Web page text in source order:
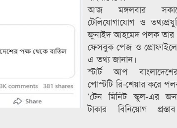
আজ মঙ্গলবার
টেলিযোগাযোগ ও
জুনাইদ আহমেদ পলক তার
ফেসবুক পেজ ও প্রোফাইলে
এ তথ্য জানান।
স্টার্ট আপ
পোস্টটি রি-শেয়ার করে
‘টেন মিনিট স্কুল-এর
টাকার বিনিয়োগ